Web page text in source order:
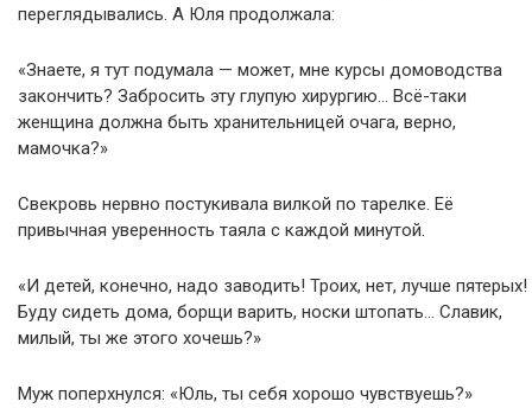
переглядывались. А Юля продолжала:
«Знаете, я тут подумала — может, мне курсы домоводства
закончить? Забросить эту глупую хирургию… Всё-таки
женщина должна быть хранительницей очага, верно,
мамочка?»
Свекровь нервно постукивала вилкой по тарелке. Её
привычная уверенность таяла с каждой минутой.
«И детей, конечно, надо заводить! Троих, нет, лучше пятерых!
Буду сидеть дома, борщи варить, носки штопать… Славик,
милый, ты же этого хочешь?»
Муж поперхнулся: «Юль, ты себя хорошо чувствуешь?»